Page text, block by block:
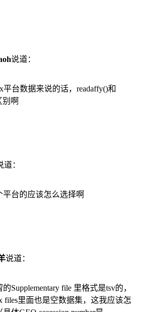
说道：
平台数据来说的话，readaffy()和
别啊
道：
台的应该怎么选择啊
说道：
Supplementary file 里格式是tsv的，
files里面也是空数据集，这我应该怎